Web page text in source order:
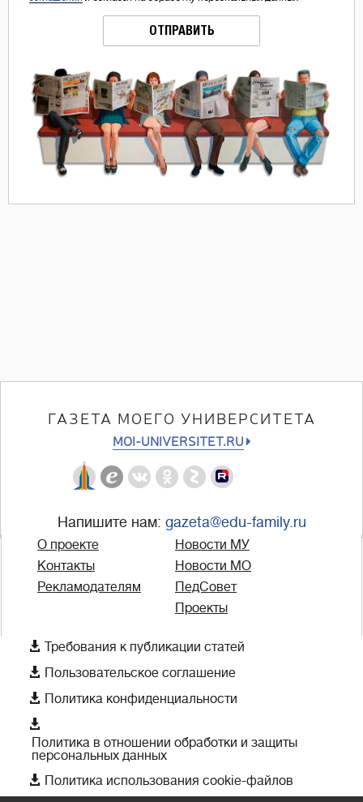
ОТПРАВИТЬ
ГАЗЕТА МОЕГО УНИВЕРСИТЕТА
MOI-UNIVERSITET.RU
Напишите нам: gazeta@edu-family.ru
О проекте
Контакты
Рекламодателям
Новости МУ
Новости МО
ПедСовет
Проекты
 Требования к публикации статей
 Пользовательское соглашение
 Политика конфиденциальности

Политика в отношении обработки и защиты
персональных данных
 Политика использования cookie-файлов